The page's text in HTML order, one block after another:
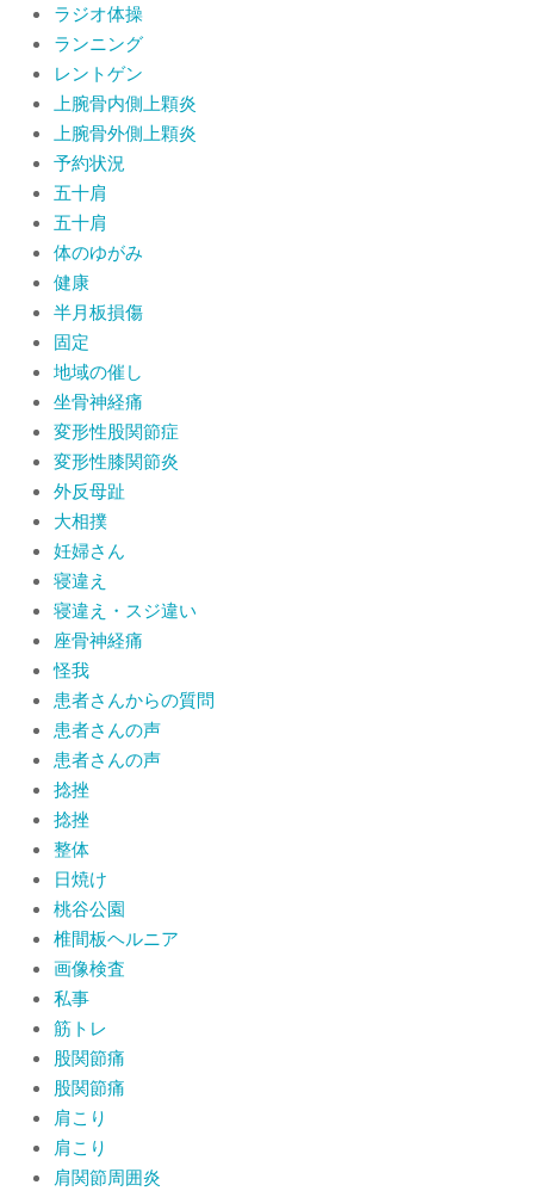
ラジオ体操
ランニング
レントゲン
上腕骨内側上顆炎
上腕骨外側上顆炎
予約状況
五十肩
五十肩
体のゆがみ
健康
半月板損傷
固定
地域の催し
坐骨神経痛
変形性股関節症
変形性膝関節炎
外反母趾
大相撲
妊婦さん
寝違え
寝違え・スジ違い
座骨神経痛
怪我
患者さんからの質問
患者さんの声
患者さんの声
捻挫
捻挫
整体
日焼け
桃谷公園
椎間板ヘルニア
画像検査
私事
筋トレ
股関節痛
股関節痛
肩こり
肩こり
肩関節周囲炎